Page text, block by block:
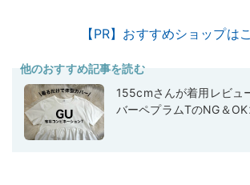
【PR】おすすめショップは
他のおすすめ記事を読む
155cmさんが着用レビュ
バーペプラムTのNG＆